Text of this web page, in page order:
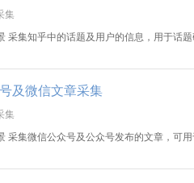
集
采集知乎中的话题及用户的信息，用于话
及微信文章采集
集
采集微信公众号及公众号发布的文章，可